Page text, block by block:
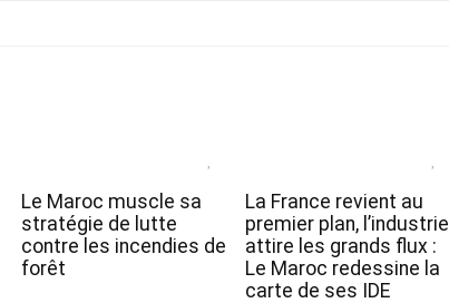
Le Maroc muscle sa
stratégie de lutte
contre les incendies de
forêt
La France revient au
premier plan, l’industrie
attire les grands flux :
Le Maroc redessine la
carte de ses IDE